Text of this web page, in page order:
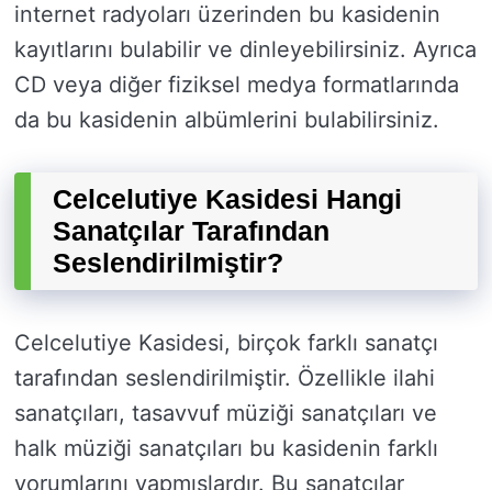
internet radyoları üzerinden bu kasidenin
kayıtlarını bulabilir ve dinleyebilirsiniz. Ayrıca
CD veya diğer fiziksel medya formatlarında
da bu kasidenin albümlerini bulabilirsiniz.
Celcelutiye Kasidesi Hangi
Sanatçılar Tarafından
Seslendirilmiştir?
Celcelutiye Kasidesi, birçok farklı sanatçı
tarafından seslendirilmiştir. Özellikle ilahi
sanatçıları, tasavvuf müziği sanatçıları ve
halk müziği sanatçıları bu kasidenin farklı
yorumlarını yapmışlardır. Bu sanatçılar